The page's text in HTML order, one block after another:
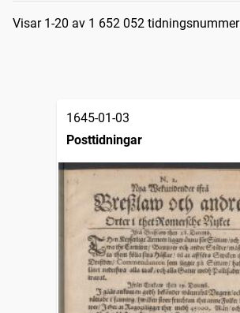
Sökresultat
Visar 1-20 av 1 652 052 tidningsnummer
1645-01-03
Posttidningar